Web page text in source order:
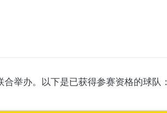
举办。以下是已获得参赛资格的球队：